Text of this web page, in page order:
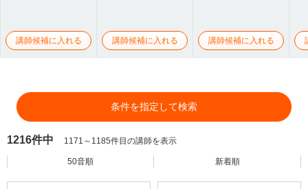
講師候補に入れる 講師候補に入れる 講師候補に入れる
条件を指定して検索
1216件中 1171～1185件目の講師を表示
50音順 新着順